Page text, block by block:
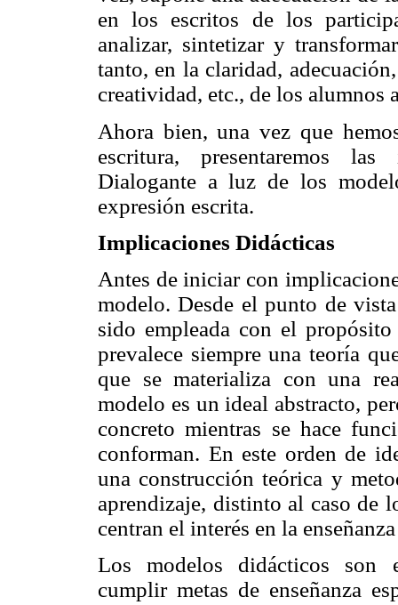
en los escritos de los
analizar, sintetizar y
tanto, en la claridad,
creatividad, etc., de los alumnos
Ahora bien, una vez que
escritura, presentaremos
Dialogante a luz de los
expresión escrita.
Implicaciones Didácticas
Antes de iniciar con
modelo. Desde el punto de
sido empleada con el
prevalece siempre una teoría
que se materializa con una
modelo es un ideal abstracto,
concreto mientras se hace
conforman. En este orden de
una construcción teórica y
aprendizaje, distinto al caso de
centran el interés en la
Los modelos didácticos son
cumplir metas de enseñanza